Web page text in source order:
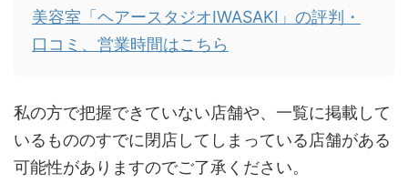
美容室「ヘアースタジオIWASAKI」の評判・
口コミ、営業時間はこちら
私の方で把握できていない店舗や、一覧に掲載して
いるもののすでに閉店してしまっている店舗がある
可能性がありますのでご了承ください。